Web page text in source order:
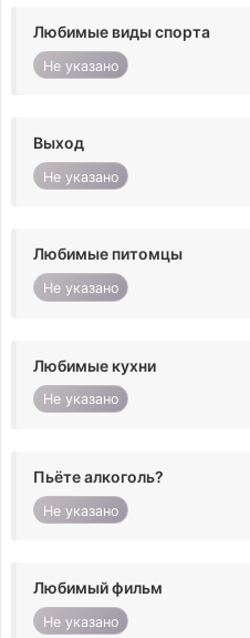
Любимые виды спорта
Не указано
Выход
Не указано
Любимые питомцы
Не указано
Любимые кухни
Не указано
Пьёте алкоголь?
Не указано
Любимый фильм
Не указано